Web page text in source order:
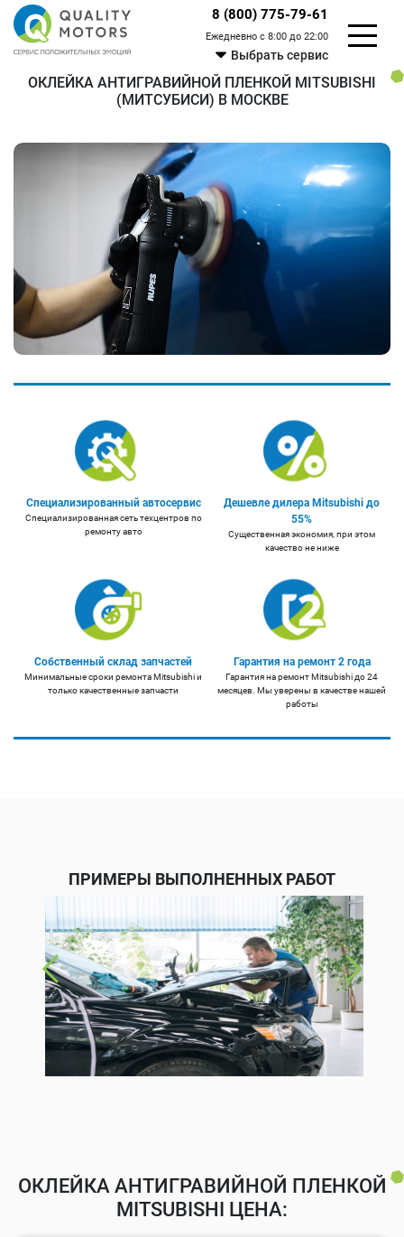
8 (800) 775-79-61
Ежедневно с 8:00 до 22:00
Выбрать сервис
ОКЛЕЙКА АНТИГРАВИЙНОЙ ПЛЕНКОЙ MITSUBISHI
(МИТСУБИСИ) В МОСКВЕ
Специализированный автосервис
Специализированная сеть техцентров по
ремонту авто
Дешевле дилера Mitsubishi до
55%
Существенная экономия, при этом
качество не ниже
Собственный склад запчастей
Минимальные сроки ремонта Mitsubishi и
только качественные запчасти
Гарантия на ремонт 2 года
Гарантия на ремонт Mitsubishi до 24
месяцев. Мы уверены в качестве нашей
работы
ПРИМЕРЫ ВЫПОЛНЕННЫХ РАБОТ
ОКЛЕЙКА АНТИГРАВИЙНОЙ ПЛЕНКОЙ
MITSUBISHI ЦЕНА: